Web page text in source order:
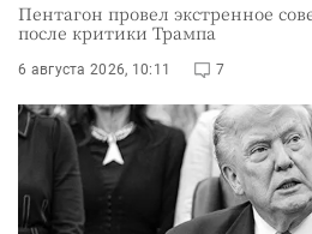
Пентагон провел экстренное
после критики Трампа
6 августа 2026, 10:11 7